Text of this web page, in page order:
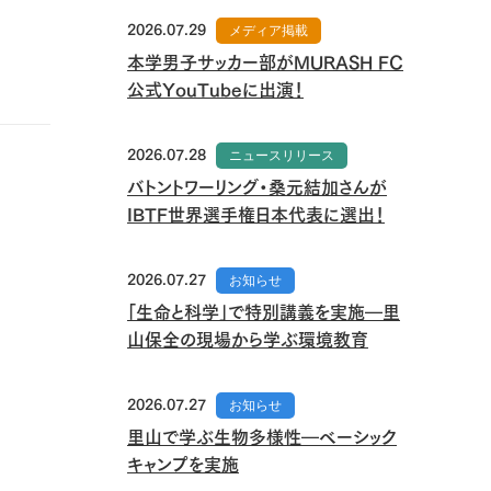
2026.07.29 メディア掲載
本学男子サッカー部がMURASH FC
公式YouTubeに出演！
2026.07.28 ニュースリリース
バトントワーリング・桑元結加さんが
IBTF世界選手権日本代表に選出！
2026.07.27 お知らせ
「生命と科学」で特別講義を実施―里
山保全の現場から学ぶ環境教育
2026.07.27 お知らせ
里山で学ぶ生物多様性―ベーシック
キャンプを実施